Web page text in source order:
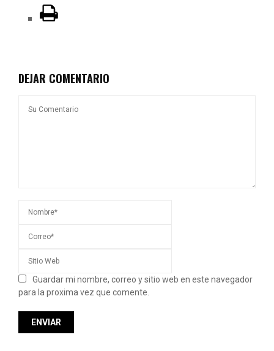
DEJAR COMENTARIO
Guardar mi nombre, correo y sitio web en este navegador
para la proxima vez que comente.